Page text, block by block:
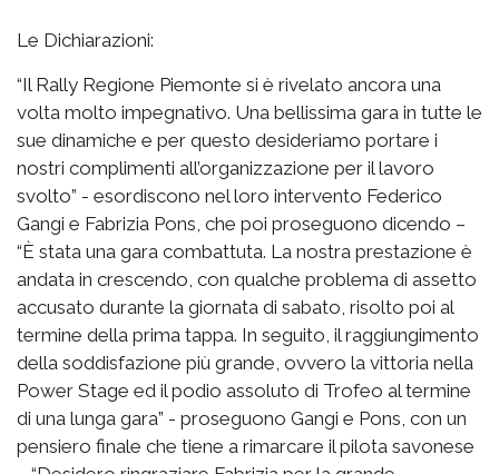
Le Dichiarazioni:
“Il Rally Regione Piemonte si è rivelato ancora una
volta molto impegnativo. Una bellissima gara in tutte le
sue dinamiche e per questo desideriamo portare i
nostri complimenti all’organizzazione per il lavoro
svolto” - esordiscono nel loro intervento Federico
Gangi e Fabrizia Pons, che poi proseguono dicendo –
“È stata una gara combattuta. La nostra prestazione è
andata in crescendo, con qualche problema di assetto
accusato durante la giornata di sabato, risolto poi al
termine della prima tappa. In seguito, il raggiungimento
della soddisfazione più grande, ovvero la vittoria nella
Power Stage ed il podio assoluto di Trofeo al termine
di una lunga gara” - proseguono Gangi e Pons, con un
pensiero finale che tiene a rimarcare il pilota savonese